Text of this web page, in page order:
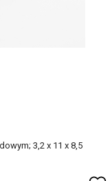
3,2 x 11 x 8,5